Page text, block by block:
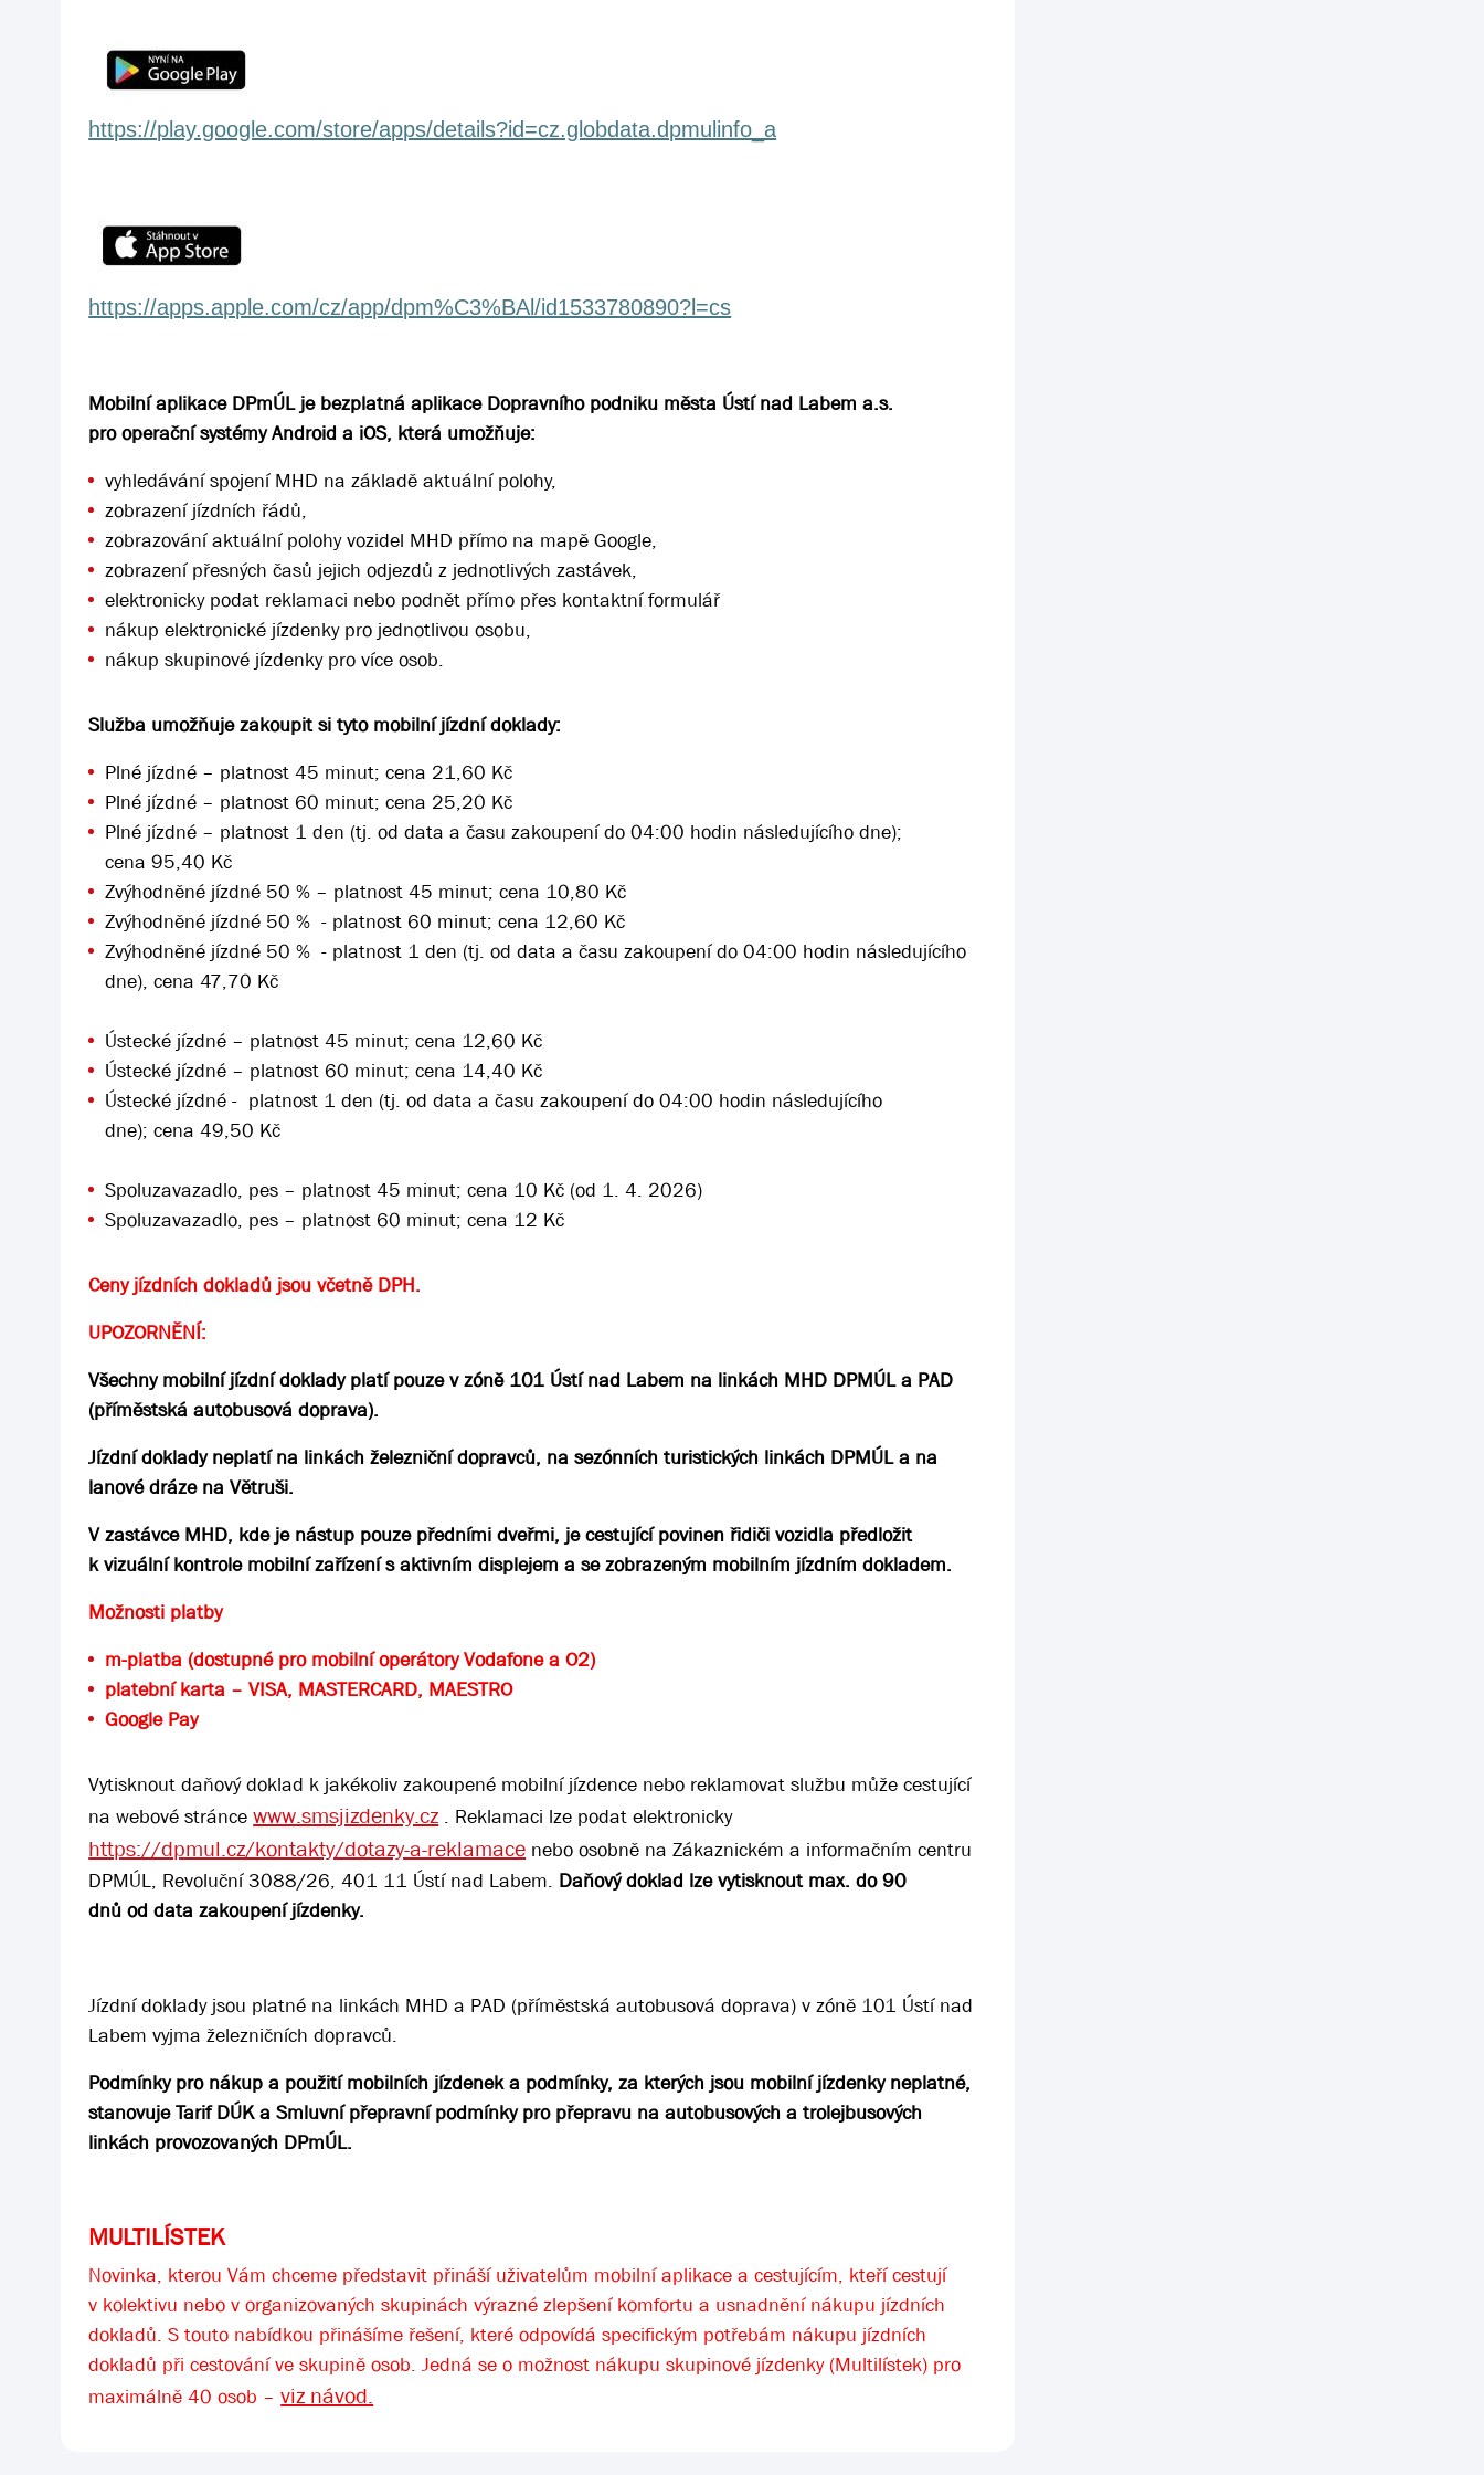
https://play.google.com/store/apps/details?id=cz.globdata.dpmulinfo_a
https://apps.apple.com/cz/app/dpm%C3%BAl/id1533780890?l=cs
Mobilní aplikace DPmÚL je bezplatná aplikace Dopravního podniku města Ústí nad Labem a.s.
pro operační systémy Android a iOS, která umožňuje:
vyhledávání spojení MHD na základě aktuální polohy,
zobrazení jízdních řádů,
zobrazování aktuální polohy vozidel MHD přímo na mapě Google,
zobrazení přesných časů jejich odjezdů z jednotlivých zastávek,
elektronicky podat reklamaci nebo podnět přímo přes kontaktní formulář
nákup elektronické jízdenky pro jednotlivou osobu,
nákup skupinové jízdenky pro více osob.
Služba umožňuje zakoupit si tyto mobilní jízdní doklady:
Plné jízdné – platnost 45 minut; cena 21,60 Kč
Plné jízdné – platnost 60 minut; cena 25,20 Kč
Plné jízdné – platnost 1 den (tj. od data a času zakoupení do 04:00 hodin následujícího dne);
cena 95,40 Kč
Zvýhodněné jízdné 50 % – platnost 45 minut; cena 10,80 Kč
Zvýhodněné jízdné 50 % - platnost 60 minut; cena 12,60 Kč
Zvýhodněné jízdné 50 % - platnost 1 den (tj. od data a času zakoupení do 04:00 hodin následujícího
dne), cena 47,70 Kč
Ústecké jízdné – platnost 45 minut; cena 12,60 Kč
Ústecké jízdné – platnost 60 minut; cena 14,40 Kč
Ústecké jízdné - platnost 1 den (tj. od data a času zakoupení do 04:00 hodin následujícího
dne); cena 49,50 Kč
Spoluzavazadlo, pes – platnost 45 minut; cena 10 Kč (od 1. 4. 2026)
Spoluzavazadlo, pes – platnost 60 minut; cena 12 Kč
Ceny jízdních dokladů jsou včetně DPH.
UPOZORNĚNÍ:
Všechny mobilní jízdní doklady platí pouze v zóně 101 Ústí nad Labem na linkách MHD DPMÚL a PAD
(příměstská autobusová doprava).
Jízdní doklady neplatí na linkách železniční dopravců, na sezónních turistických linkách DPMÚL a na
lanové dráze na Větruši.
V zastávce MHD, kde je nástup pouze předními dveřmi, je cestující povinen řidiči vozidla předložit
k vizuální kontrole mobilní zařízení s aktivním displejem a se zobrazeným mobilním jízdním dokladem.
Možnosti platby
m-platba (dostupné pro mobilní operátory Vodafone a O2)
platební karta – VISA, MASTERCARD, MAESTRO
Google Pay
Vytisknout daňový doklad k jakékoliv zakoupené mobilní jízdence nebo reklamovat službu může cestující
na webové stráncewww.smsjizdenky.cz . Reklamaci lze podat elektronicky
https://dpmul.cz/kontakty/dotazy-a-reklamace nebo osobně na Zákaznickém a informačním centru
DPMÚL, Revoluční 3088/26, 401 11 Ústí nad Labem. Daňový doklad lze vytisknout max. do 90
dnů od data zakoupení jízdenky.
Jízdní doklady jsou platné na linkách MHD a PAD (příměstská autobusová doprava) v zóně 101 Ústí nad
Labem vyjma železničních dopravců.
Podmínky pro nákup a použití mobilních jízdenek a podmínky, za kterých jsou mobilní jízdenky neplatné,
stanovuje Tarif DÚK a Smluvní přepravní podmínky pro přepravu na autobusových a trolejbusových
linkách provozovaných DPmÚL.
MULTILÍSTEK
Novinka, kterou Vám chceme představit přináší uživatelům mobilní aplikace a cestujícím, kteří cestují
v kolektivu nebo v organizovaných skupinách výrazné zlepšení komfortu a usnadnění nákupu jízdních
dokladů. S touto nabídkou přinášíme řešení, které odpovídá specifickým potřebám nákupu jízdních
dokladů při cestování ve skupině osob. Jedná se o možnost nákupu skupinové jízdenky (Multilístek) pro
maximálně 40 osob –viz návod.